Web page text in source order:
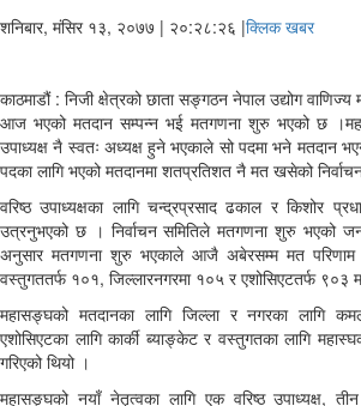
शनिबार, मंसिर १३, २०७७ | २०:२८:२६ |क्लिक खबर
काठमाडौं : निजी क्षेत्रको छाता सङ्गठन नेपाल उद्योग
आज भएको मतदान सम्पन्न भई मतगणना शुरु भएको छ
उपाध्यक्ष नै स्वतः अध्यक्ष हुने भएकाले सो पदमा भने मतदान
पदका लागि भएको मतदानमा शतप्रतिशत नै मत खसेको
वरिष्ठ उपाध्यक्षका लागि चन्द्रप्रसाद ढकाल र किशोर
उत्रनुभएको छ । निर्वाचन समितिले मतगणना शुरु भएको
अनुसार मतगणना शुरु भएकाले आजै अबेरसम्म मत
वस्तुगततर्फ १०१, जिल्लारनगरमा १०५ र एशोसिएटतर्फ ९०३
महासङ्घको मतदानका लागि जिल्ला र नगरका लागि
एशोसिएटका लागि कार्की ब्याङ्केट र वस्तुगतका लागि
गरिएको थियो ।
महासङ्घको नयाँ नेतृत्वका लागि एक वरिष्ठ उपाध्यक्ष, तीन